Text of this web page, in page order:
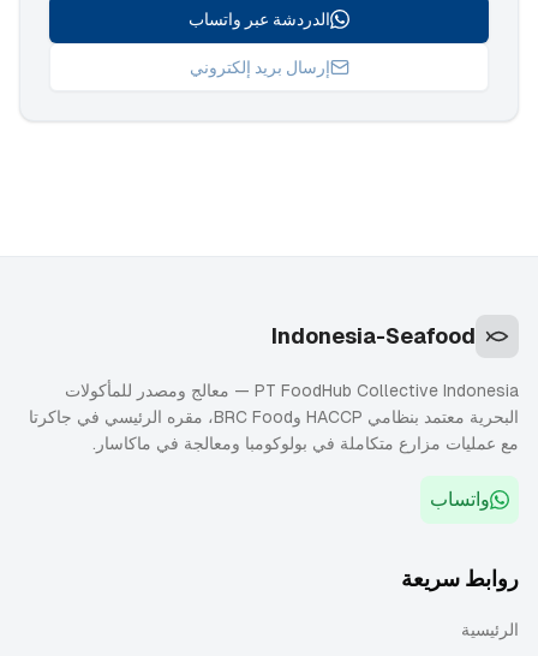
الدردشة عبر واتساب
إرسال بريد إلكتروني
Indonesia-Seafood
PT FoodHub Collective Indonesia — معالج ومصدر للمأكولات
البحرية معتمد بنظامي HACCP وBRC Food، مقره الرئيسي في جاكرتا
مع عمليات مزارع متكاملة في بولوكومبا ومعالجة في ماكاسار.
واتساب
روابط سريعة
الرئيسية